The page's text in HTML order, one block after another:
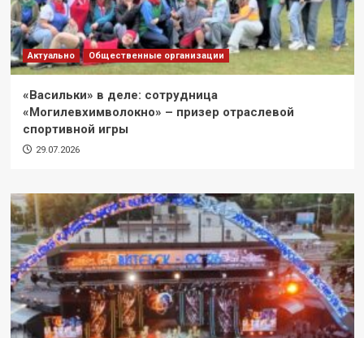
Актуально Общественные организации
«Васильки» в деле: сотрудница
«Могилевхимволокно» – призер отраслевой
спортивной игры
29.07.2026